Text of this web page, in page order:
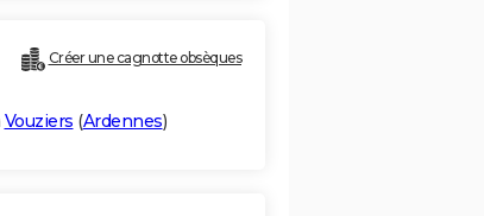
Créer une cagnotte obsèques
Vouziers (Ardennes)